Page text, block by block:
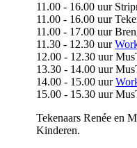
11.00 - 16.00 uur
11.00 - 16.00 uur
11.00 - 17.00 uur
11.30 - 12.30 uur
12.00 - 12.30 uur
13.30 - 14.00 uur
14.00 - 15.00 uur
15.00 - 15.30 uur
Tekenaars Renée en
Kinderen.